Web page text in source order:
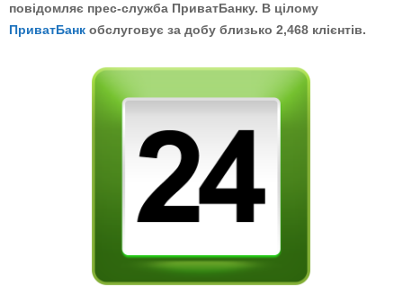
повідомляє прес-служба ПриватБанку. В цілому
ПриватБанк обслуговує за добу близько 2,468 клієнтів.